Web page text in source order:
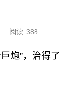
阅读 388
炮”，治得了